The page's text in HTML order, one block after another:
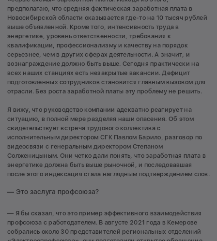
предполагаю, что средняя фактическая заработная плата в
Новосибирской области оказывается где-то на 10 тысяч рублей
выше объявленной. Кроме того, интенсивность труда в
энергетике, уровень ответственности, требования к
квалификации, профессионализму и качеству на порядок
серьезнее, чем в других сферах деятельности. А значит, и
вознаграждение должно быть выше. Сегодня практически на
всех наших станциях есть незакрытые вакансии. Дефицит
подготовленных сотрудников становится главным вызовом для
отрасли. Без роста заработной платы эту проблему не решить.
Я вижу, что руководство компании адекватно реагирует на
ситуацию, в полной мере разделяя наши опасения. Об этом
свидетельствует встреча трудового коллектива с
исполнительным директором СГК Павлом Барило, разговор по
видеосвязи с генеральным директором Степаном
Солженицыным. Они четко дали понять, что заработная плата в
энергетике должна быть выше рыночной, и последовавшая
после этого индексация стала наглядным подтверждением слов.
— Это заслуга профсоюза?
— Я бы сказал, что это пример эффективного взаимодействия
профсоюза с работодателем. В августе 2021 года в Кемерове
собрались около 30 представителей региональных отделений